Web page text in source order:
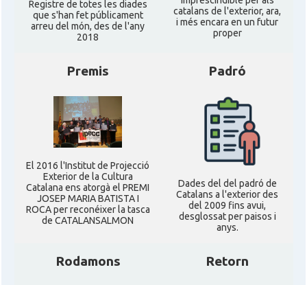
Registre de totes les diades
que s'han fet públicament
arreu del món, des de l'any
2018
catalans de l'exterior, ara,
i més encara en un futur
proper
Premis
El 2016 l'Institut de Projecció
Exterior de la Cultura
Catalana ens atorgà el PREMI
JOSEP MARIA BATISTA I
ROCA per reconéixer la tasca
de CATALANSALMON
Padró
Dades del del padró de
Catalans a l'exterior des
del 2009 fins avui,
desglossat per paisos i
anys.
Rodamons Retorn